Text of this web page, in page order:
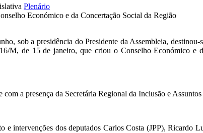
Plenário
Económico e da Concertação Social da Região
sob a presidência do Presidente da Assembleia,
M, de 15 de janeiro, que criou o Conselho Económico e
a presença da Secretária Regional da Inclusão e
e intervenções dos deputados Carlos Costa (JPP),